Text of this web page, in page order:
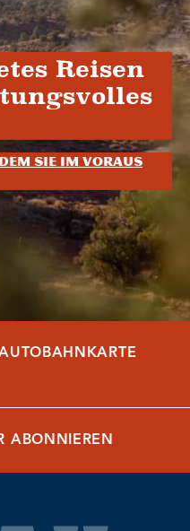
Reisen
Sie im Voraus
ABONNIEREN